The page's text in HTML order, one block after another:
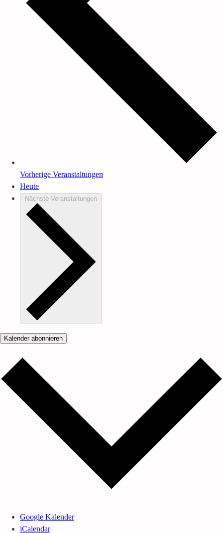
Vorherige Veranstaltungen
Heute
Nächste Veranstaltungen
Kalender abonnieren
Google Kalender
iCalendar